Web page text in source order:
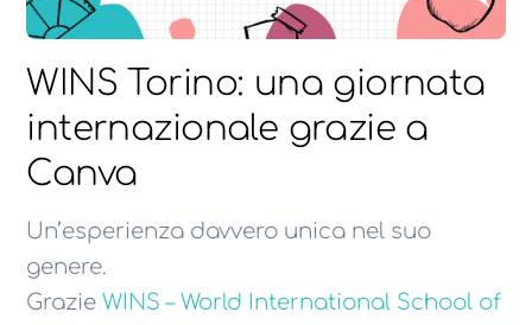
WINS Torino: una giornata
internazionale grazie a
Canva
Un’esperienza davvero unica nel suo
genere.
GrazieWINS – World International School of